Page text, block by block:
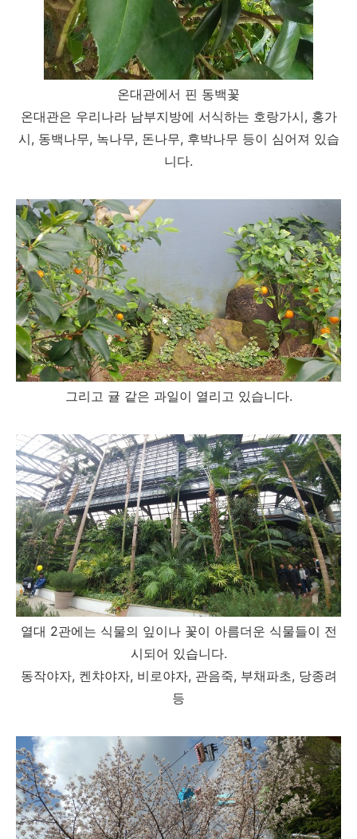
온대관에서 핀 동백꽃
온대관은 우리나라 남부지방에 서식하는 호랑가시, 홍가
시, 동백나무, 녹나무, 돈나무, 후박나무 등이 심어져 있습
니다.
그리고 귤 같은 과일이 열리고 있습니다.
열대 2관에는 식물의 잎이나 꽃이 아름더운 식물들이 전
시되어 있습니다.
동작야자, 켄챠야자, 비로야자, 관음죽, 부채파초, 당종려
등